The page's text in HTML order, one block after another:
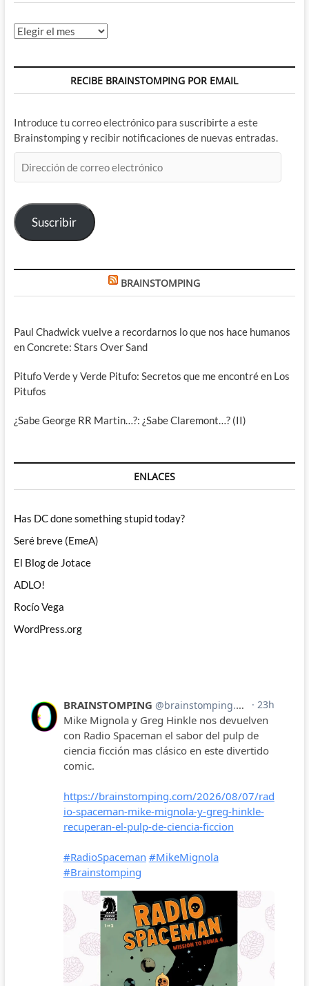
Archivos
RECIBE BRAINSTOMPING POR EMAIL
Introduce tu correo electrónico para suscribirte a este
Brainstomping y recibir notificaciones de nuevas entradas.
de
electrónico
Suscribir
BRAINSTOMPING
Paul Chadwick vuelve a recordarnos lo que nos hace humanos
en Concrete: Stars Over Sand
Pitufo Verde y Verde Pitufo: Secretos que me encontré en Los
Pitufos
¿Sabe George RR Martin…?: ¿Sabe Claremont…? (II)
ENLACES
Has DC done something stupid today?
Seré breve (EmeA)
El Blog de Jotace
ADLO!
Rocío Vega
WordPress.org